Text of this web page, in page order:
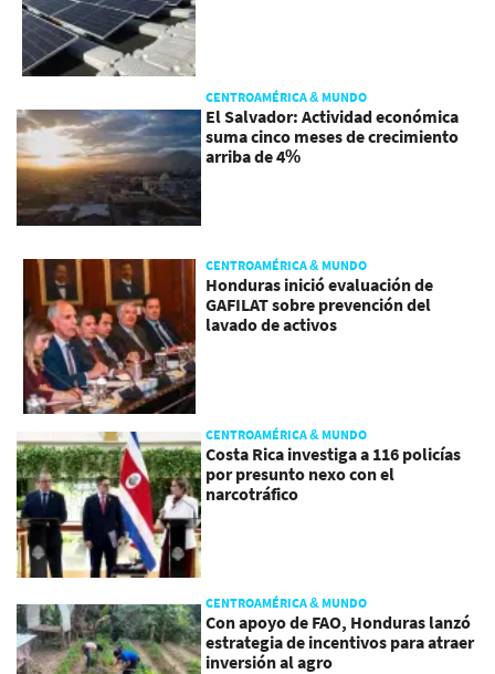
CENTROAMÉRICA & MUNDO
El Salvador: Actividad económica
suma cinco meses de crecimiento
arriba de 4%
CENTROAMÉRICA & MUNDO
Honduras inició evaluación de
GAFILAT sobre prevención del
lavado de activos
CENTROAMÉRICA & MUNDO
Costa Rica investiga a 116 policías
por presunto nexo con el
narcotráfico
CENTROAMÉRICA & MUNDO
Con apoyo de FAO, Honduras lanzó
estrategia de incentivos para atraer
inversión al agro